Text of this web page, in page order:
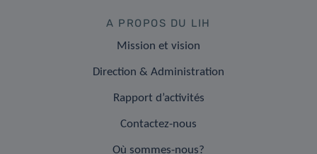
A PROPOS DU LIH
Mission et vision
Direction & Administration
Rapport d’activités
Contactez-nous
Où sommes-nous?